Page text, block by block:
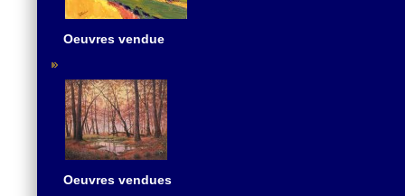
Oeuvres vendue
Oeuvres vendues